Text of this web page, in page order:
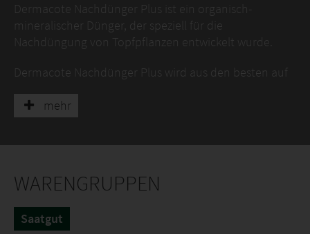
Dermacote Nachdünger Plus ist ein organisch-
mineralischer Dünger, der speziell für die
Nachdüngung von Topfpflanzen entwickelt wurde.
Dermacote Nachdünger Plus wird aus den besten auf
Hoher Anteil an Produkten mit Resin-Technologie
hydrolysiertem Leder
Eisen wird von Pflanzen durch die Resin-
Technologie und aus chelatierten Quellen
mehr
WARENGRUPPEN
Saatgut